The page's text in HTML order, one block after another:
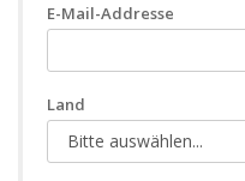
E-Mail-Addresse
Land